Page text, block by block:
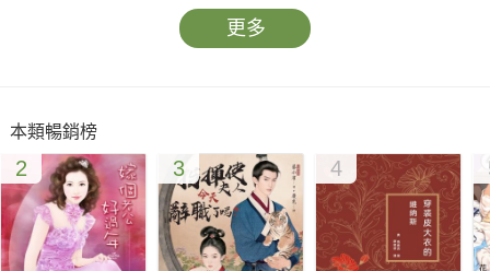
老天有眼，他終於找到當初那個沒禮貌的女人！
再次重逢，她卻「翻臉不認人」，開口閉口叫「哥哥」
更多
本類暢銷榜
2 3 4